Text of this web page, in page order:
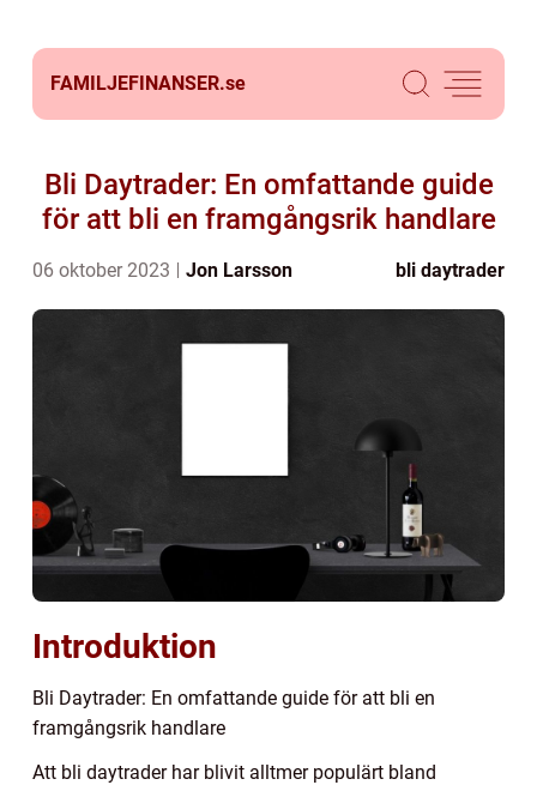
FAMILJEFINANSER.se
Bli Daytrader: En omfattande guide
för att bli en framgångsrik handlare
06 oktober 2023 Jon Larsson bli daytrader
Introduktion
Bli Daytrader: En omfattande guide för att bli en
framgångsrik handlare
Att bli daytrader har blivit alltmer populärt bland